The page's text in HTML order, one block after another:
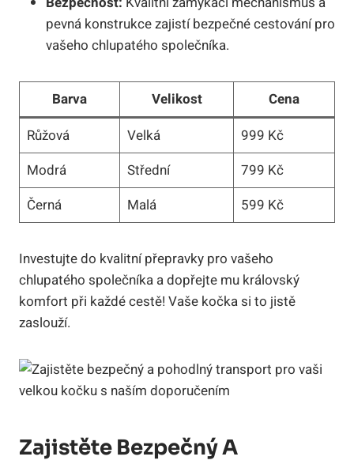
pevná konstrukce zajistí bezpečné cestování pro
vašeho chlupatého společníka.
Barva Velikost
Cena
Růžová
Velká
999 Kč
Modrá
Střední
799 Kč
Černá
Malá 599 Kč
Investujte do kvalitní přepravky pro vašeho
chlupatého společníka a dopřejte mu královský
komfort při každé cestě! Vaše kočka si to jistě
zaslouží.
Zajistěte Bezpečný A